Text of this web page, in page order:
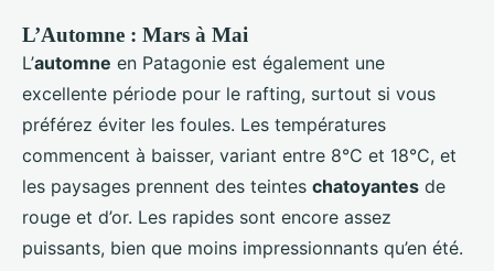
L’Automne : Mars à Mai
L’automne en Patagonie est également une
excellente période pour le rafting, surtout si vous
préférez éviter les foules. Les températures
commencent à baisser, variant entre 8°C et 18°C, et
les paysages prennent des teintes chatoyantes de
rouge et d’or. Les rapides sont encore assez
puissants, bien que moins impressionnants qu’en été.